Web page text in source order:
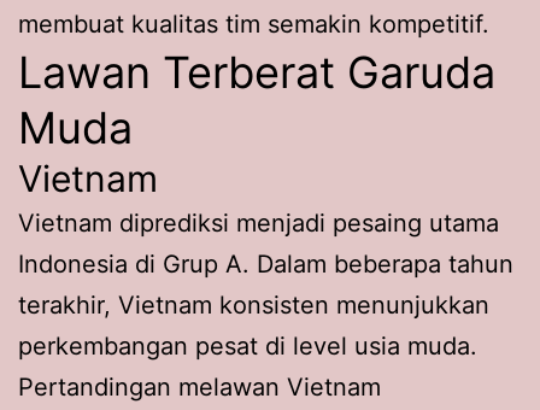
membuat kualitas tim semakin kompetitif.
Lawan Terberat Garuda
Muda
Vietnam
Vietnam diprediksi menjadi pesaing utama
Indonesia di Grup A. Dalam beberapa tahun
terakhir, Vietnam konsisten menunjukkan
perkembangan pesat di level usia muda.
Pertandingan melawan Vietnam